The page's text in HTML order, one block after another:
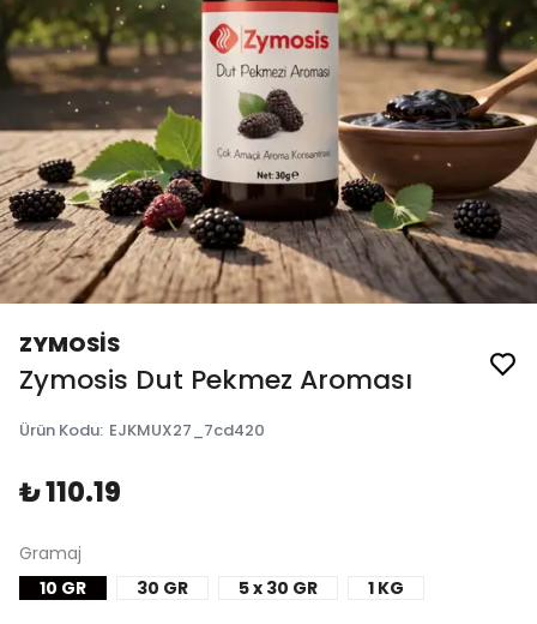
ZYMOSİS
Zymosis Dut Pekmez Aroması
Ürün Kodu: EJKMUX27_7cd420
₺ 110.19
Gramaj
10 GR
30 GR 5 x 30 GR 1 KG